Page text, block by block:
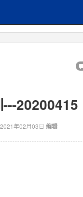
---20200415
2021年02月03日编辑